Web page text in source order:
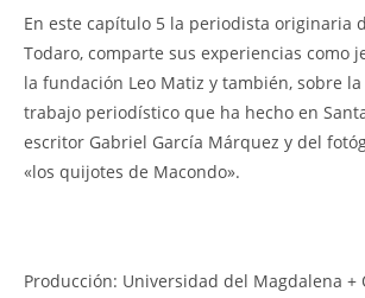
En este capítulo 5 la periodista originaria
Todaro, comparte sus experiencias como
la fundación Leo Matiz y también, sobre
trabajo periodístico que ha hecho en
escritor Gabriel García Márquez y del
«los quijotes de Macondo».
Producción: Universidad del Magdalena +